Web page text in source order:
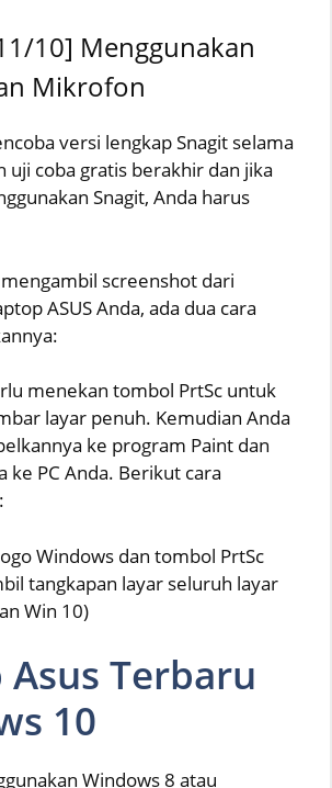
10] Menggunakan
Mikrofon
versi lengkap Snagit selama
uji coba gratis berakhir dan jika
Snagit, Anda harus
mengambil screenshot dari
ASUS Anda, ada dua cara
menekan tombol PrtSc untuk
layar penuh. Kemudian Anda
ke program Paint dan
ke PC Anda. Berikut cara
Windows dan tombol PrtSc
tangkapan layar seluruh layar
Win 10)
Terbaru
10
Windows 8 atau